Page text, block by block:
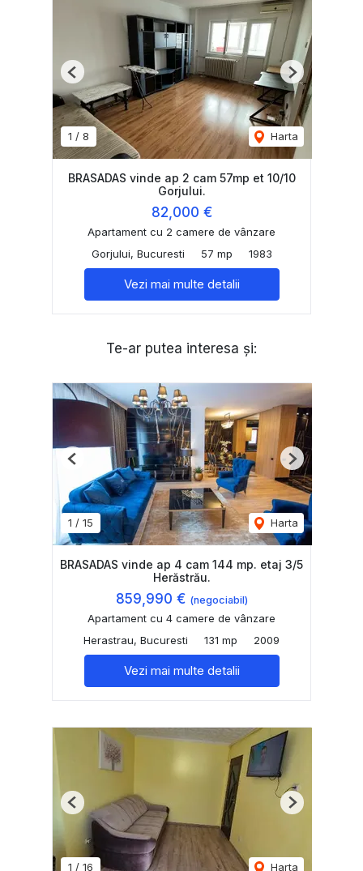
1 / 8 Harta
Previous Next
BRASADAS vinde ap 2 cam 57mp et 10/10
Gorjului.
82,000 €
Apartament cu 2 camere de vânzare
Gorjului, Bucuresti
57 mp 1983
Vezi mai multe detalii
Te-ar putea interesa și:
1 / 15 Harta
Previous Next
BRASADAS vinde ap 4 cam 144 mp. etaj 3/5
Herăstrău.
859,990 € (negociabil)
Apartament cu 4 camere de vânzare
Herastrau, Bucuresti
131 mp 2009
Vezi mai multe detalii
1 / 16 Harta
Previous Next